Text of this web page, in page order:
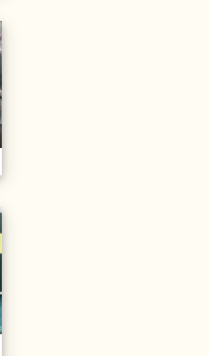
20211206校內語文競賽
20211206校內語文競賽